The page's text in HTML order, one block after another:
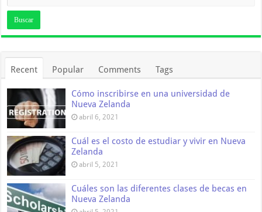
Recent Popular Comments Tags
Cómo inscribirse en una universidad de
Nueva Zelanda
abril 6, 2021
Cuál es el costo de estudiar y vivir en Nueva
Zelanda
abril 5, 2021
Cuáles son las diferentes clases de becas en
Nueva Zelanda